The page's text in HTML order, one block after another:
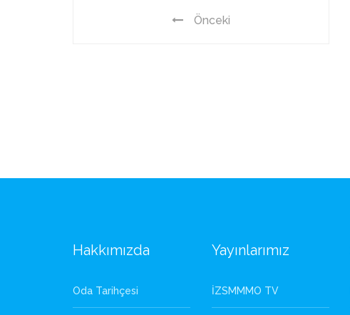
Önceki
Hakkımızda
Oda Tarihçesi
Yayınlarımız
İZSMMMO TV